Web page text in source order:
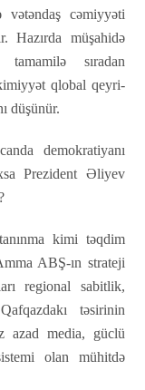
cəmiyyəti
Hazırda müşahidə
sıradan
qlobal qeyri-
düşünür.
demokratiyanı
Prezident Əliyev
kimi təqdim
ABŞ-ın strateji
regional sabitlik,
təsirinin
azad media, güclü
olan mühitdə